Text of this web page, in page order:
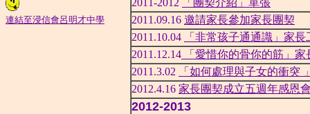
連結至浸信會呂明才中學
2011-2012
「團契介紹」單張
2011.09.16 邀請家長參加家長團契
2011.10.04
「非常孩子通通識」家長
2011.12.14 「愛惜你的骨你的筋」家
2011.3.02
「如何處理與子女的衝突
2012.4.16 家長團契成立五週年感恩
2012-2013